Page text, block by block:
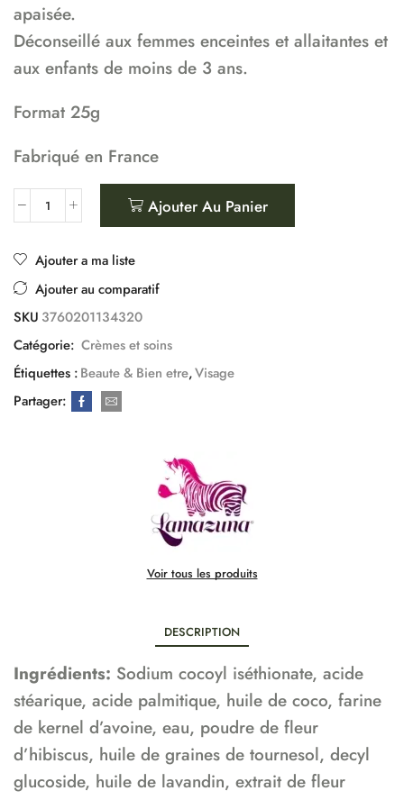
apaisée.
Déconseillé aux femmes enceintes et allaitantes et
aux enfants de moins de 3 ans.
Format 25g
Fabriqué en France
Ajouter Au Panier
Ajouter a ma liste
Ajouter au comparatif
SKU 3760201134320
Catégorie: Crèmes et soins
Étiquettes :Beaute & Bien etre,Visage
Partager:
Voir tous les produits
DESCRIPTION
Ingrédients: Sodium cocoyl iséthionate, acide
stéarique, acide palmitique, huile de coco, farine
de kernel d’avoine, eau, poudre de fleur
d’hibiscus, huile de graines de tournesol, decyl
glucoside, huile de lavandin, extrait de fleur